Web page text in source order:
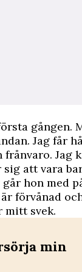
gången.
Jag får
Jag
sig att vara
hon med
förvånad
mitt svek.
min